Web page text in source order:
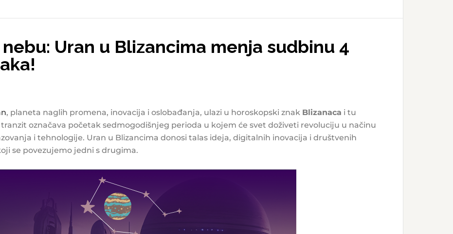
Uran u Blizancima menja sudbinu 4
, planeta naglih promena, inovacija i oslobađanja, ulazi u horoskopski znak Blizanaca i tu
tranzit označava početak sedmogodišnjeg perioda u kojem će svet doživeti revoluciju u načinu
i tehnologije. Uran u Blizancima donosi talas ideja, digitalnih inovacija i društvenih
se povezujemo jedni s drugima.